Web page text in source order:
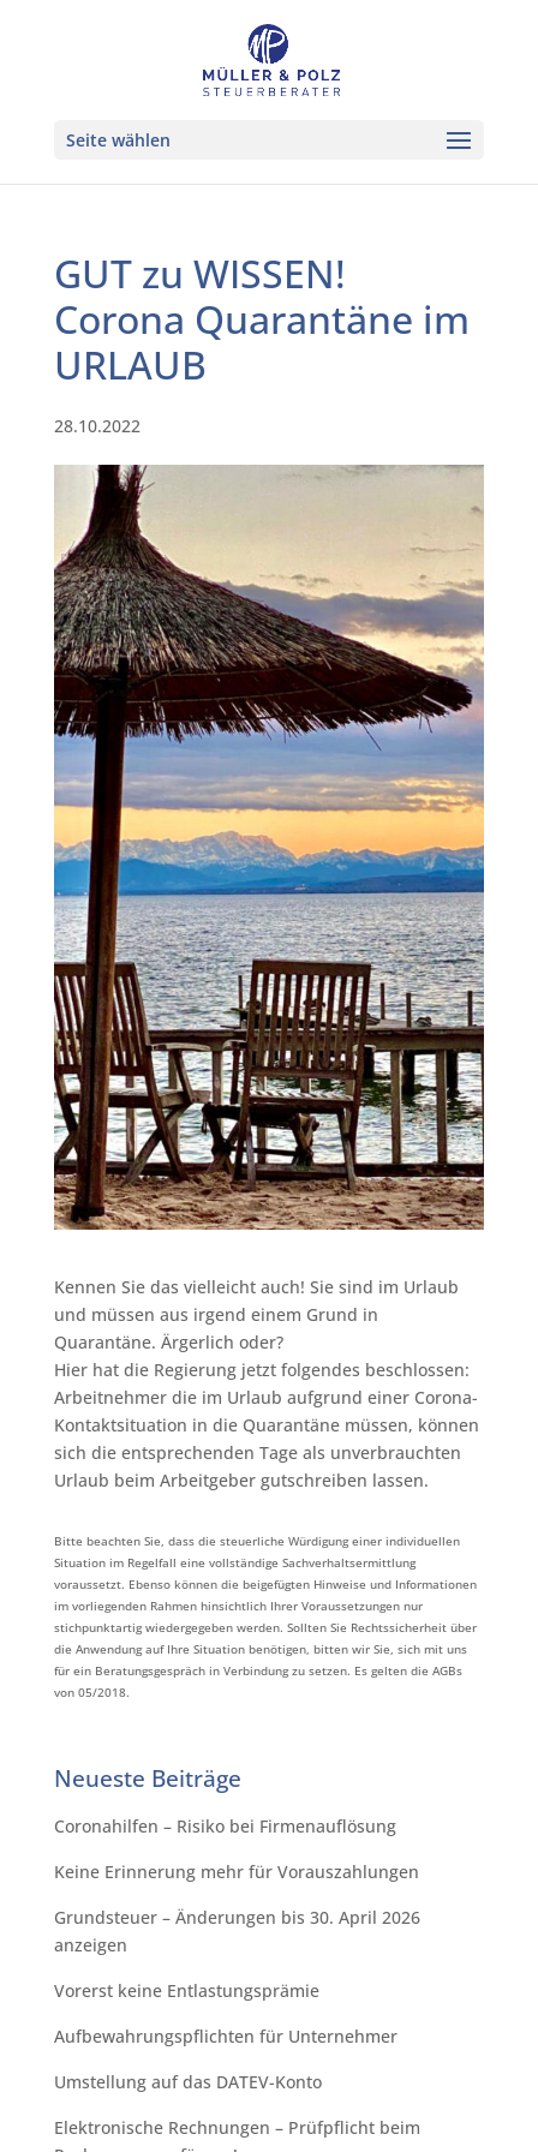
Seite wählen
GUT zu WISSEN!
Corona Quarantäne im
URLAUB
28.10.2022
Kennen Sie das vielleicht auch! Sie sind im Urlaub
und müssen aus irgend einem Grund in
Quarantäne. Ärgerlich oder?
Hier hat die Regierung jetzt folgendes beschlossen:
Arbeitnehmer die im Urlaub aufgrund einer Corona-
Kontaktsituation in die Quarantäne müssen, können
sich die entsprechenden Tage als unverbrauchten
Urlaub beim Arbeitgeber gutschreiben lassen.
Bitte beachten Sie, dass die steuerliche Würdigung einer individuellen
Situation im Regelfall eine vollständige Sachverhaltsermittlung
voraussetzt. Ebenso können die beigefügten Hinweise und Informationen
im vorliegenden Rahmen hinsichtlich Ihrer Voraussetzungen nur
stichpunktartig wiedergegeben werden. Sollten Sie Rechtssicherheit über
die Anwendung auf Ihre Situation benötigen, bitten wir Sie, sich mit uns
für ein Beratungsgespräch in Verbindung zu setzen. Es gelten die AGBs
von 05/2018.
Neueste Beiträge
Coronahilfen – Risiko bei Firmenauflösung
Keine Erinnerung mehr für Vorauszahlungen
Grundsteuer – Änderungen bis 30. April 2026
anzeigen
Vorerst keine Entlastungsprämie
Aufbewahrungspflichten für Unternehmer
Umstellung auf das DATEV-Konto
Elektronische Rechnungen – Prüfpflicht beim